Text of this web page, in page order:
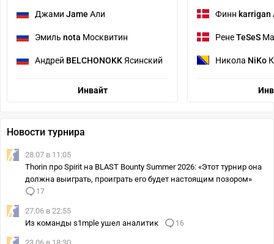
Джами Jame Али
Эмиль nota Москвитин
Андрей BELCHONOKK Ясинский
Инвайт
Финн karrigan
РенеTeSeS
Никола NiKo
Новости турнира
28.07 в 11:05
Thorin про Spirit на BLAST Bounty Summer 2026: «Этот турнир она
должна выиграть, проиграть его будет настоящим позором»
17
27.06 в 22:55
Из команды s1mple ушел аналитик
16